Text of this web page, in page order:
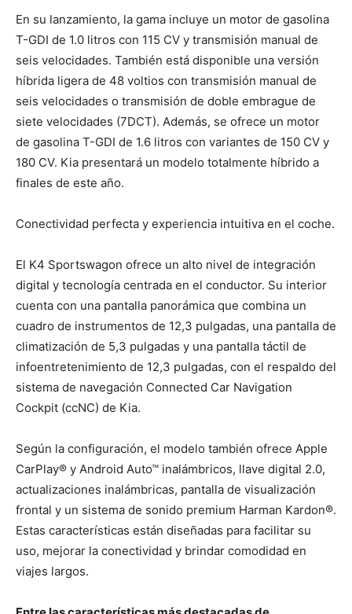
En su lanzamiento, la gama incluye un motor de gasolina
T-GDI de 1.0 litros con 115 CV y ​​transmisión manual de
seis velocidades. También está disponible una versión
híbrida ligera de 48 voltios con transmisión manual de
seis velocidades o transmisión de doble embrague de
siete velocidades (7DCT). Además, se ofrece un motor
de gasolina T-GDI de 1.6 litros con variantes de 150 CV y ​​
180 CV. Kia presentará un modelo totalmente híbrido a
finales de este año.
Conectividad perfecta y experiencia intuitiva en el coche.
El K4 Sportswagon ofrece un alto nivel de integración
digital y tecnología centrada en el conductor. Su interior
cuenta con una pantalla panorámica que combina un
cuadro de instrumentos de 12,3 pulgadas, una pantalla de
climatización de 5,3 pulgadas y una pantalla táctil de
infoentretenimiento de 12,3 pulgadas, con el respaldo del
sistema de navegación Connected Car Navigation
Cockpit (ccNC) de Kia.
Según la configuración, el modelo también ofrece Apple
CarPlay® y Android Auto™ inalámbricos, llave digital 2.0,
actualizaciones inalámbricas, pantalla de visualización
frontal y un sistema de sonido premium Harman Kardon®.
Estas características están diseñadas para facilitar su
uso, mejorar la conectividad y brindar comodidad en
viajes largos.